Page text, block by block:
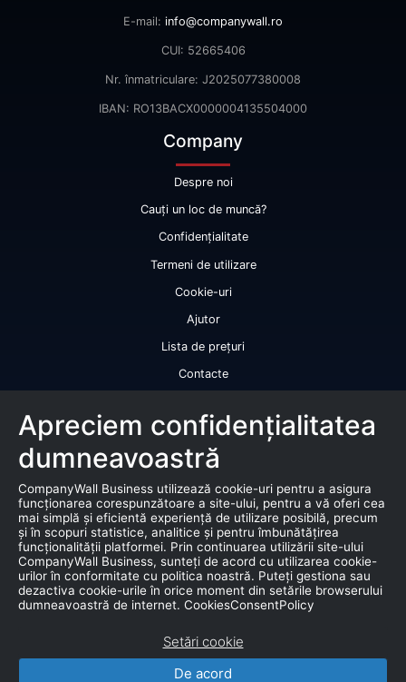
E-mail: info@companywall.ro
CUI: 52665406
Nr. înmatriculare: J2025077380008
IBAN: RO13BACX0000004135504000
Company
Despre noi
Cauți un loc de muncă?
Confidențialitate
Termeni de utilizare
Cookie-uri
Ajutor
Lista de prețuri
Contacte
Serviciile noastre
Rating de credit
Raport de bonitate
Certificat de bonitate financiară
Produse
Falimente
Bază de date de marketing
Apreciem confidențialitatea
dumneavoastră
CompanyWall Business utilizează cookie-uri pentru a asigura
funcționarea corespunzătoare a site-ului, pentru a vă oferi cea
mai simplă și eficientă experiență de utilizare posibilă, precum
și în scopuri statistice, analitice și pentru îmbunătățirea
funcționalității platformei. Prin continuarea utilizării site-ului
CompanyWall Business, sunteți de acord cu utilizarea cookie-
urilor în conformitate cu politica noastră. Puteți gestiona sau
dezactiva cookie-urile în orice moment din setările browserului
dumneavoastră de internet. CookiesConsentPolicy
Setări cookie
De acord